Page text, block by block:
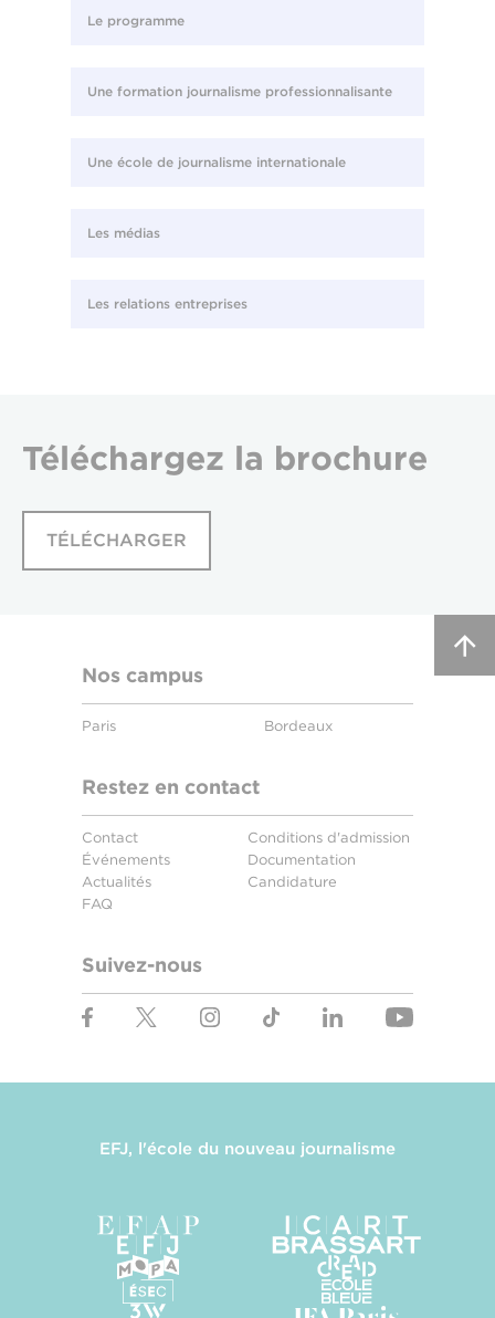
Le programme
Une formation journalisme professionnalisante
Une école de journalisme internationale
Les médias
Les relations entreprises
Téléchargez la brochure
TÉLÉCHARGER
Nos campus
Paris Bordeaux
Restez en contact
Contact
Événements
Actualités
FAQ
Conditions d'admission
Documentation
Candidature
Suivez-nous
EFJ, l'école du nouveau journalisme